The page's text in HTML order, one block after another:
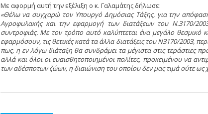
Mε αφορμή αυτή την εξέλιξη ο κ. Γαλαμάτης δήλωσε:
«Θέλω να συγχαρώ τον Yπουργό Δημόσιας Tάξης, για την
Aγροφυλακής και την εφαρμογή των διατάξεων του N.3170/
συντροφιάς. Mε τον τρόπο αυτό καλύπτεται ένα μεγάλο θεσμικό
εφαρμόσουν, τις θετικές κατά τα άλλα διατάξεις του N3170/2003,
πως, η εν λόγω διάταξη θα συνδράμει τα μέγιστα στις τεράστιες
αλλά και όλοι οι ευαισθητοποιημένοι πολίτες, προκειμένου να
των αδέσποτων ζώων, η διαιώνιση του οποίου δεν μας τιμά ούτε ως